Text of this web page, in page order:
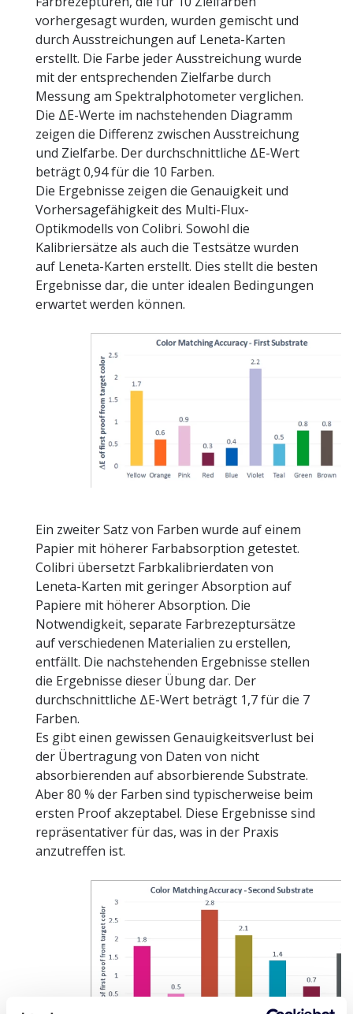
vorhergesagt wurden, wurden gemischt und
durch Ausstreichungen auf Leneta-Karten
erstellt. Die Farbe jeder Ausstreichung wurde
mit der entsprechenden Zielfarbe durch
Messung am Spektralphotometer verglichen.
Die ΔE-Werte im nachstehenden Diagramm
zeigen die Differenz zwischen Ausstreichung
und Zielfarbe. Der durchschnittliche ΔE-Wert
beträgt 0,94 für die 10 Farben.
Die Ergebnisse zeigen die Genauigkeit und
Vorhersagefähigkeit des Multi-Flux-
Optikmodells von Colibri. Sowohl die
Kalibriersätze als auch die Testsätze wurden
auf Leneta-Karten erstellt. Dies stellt die besten
Ergebnisse dar, die unter idealen Bedingungen
erwartet werden können.
Ein zweiter Satz von Farben wurde auf einem
Papier mit höherer Farbabsorption getestet.
Colibri übersetzt Farbkalibrierdaten von
Leneta-Karten mit geringer Absorption auf
Papiere mit höherer Absorption. Die
Notwendigkeit, separate Farbrezeptursätze
auf verschiedenen Materialien zu erstellen,
entfällt. Die nachstehenden Ergebnisse stellen
die Ergebnisse dieser Übung dar. Der
durchschnittliche ΔE-Wert beträgt 1,7 für die 7
Farben.
Es gibt einen gewissen Genauigkeitsverlust bei
der Übertragung von Daten von nicht
absorbierenden auf absorbierende Substrate.
Aber 80 % der Farben sind typischerweise beim
ersten Proof akzeptabel. Diese Ergebnisse sind
repräsentativer für das, was in der Praxis
anzutreffen ist.